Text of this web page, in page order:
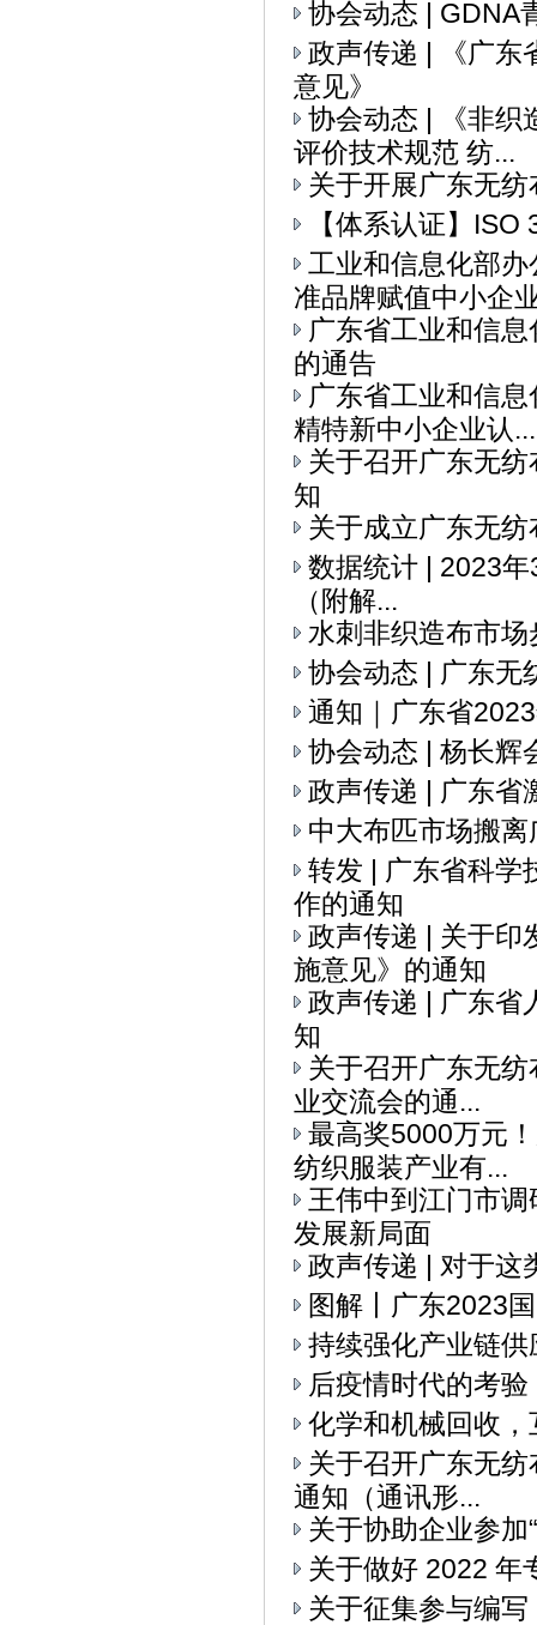
协会动态 | GDNA
政声传递 | 《广东
意见》
协会动态 | 《非织
评价技术规范 纺...
关于开展广东无
【体系认证】
工业和信息化部
准品牌赋值中小企
广东省工业和信
的通告
广东省工业和信
精特新中小企业认...
关于召开广东无
知
关于成立广东无
数据统计 | 2023
（附解...
水刺非织造布市
协会动态 | ​广东无
通知｜广东省
协会动态 | 杨长辉
政声传递 | 广东省
中大布匹市场搬
转发 | 广东省科学
作的通知
政声传递 | 关于印
施意见》的通知
政声传递 | 广东省
知
关于召开广东无纺
业交流会的通...
最高奖5000万元
纺织服装产业有...
王伟中到江门市
发展新局面
政声传递 | 对于
图解丨广东2023
持续强化产业链
后疫情时代的考验
化学和机械回收
关于召开广东无
通知（通讯形...
关于协助企业参加
关于做好 2022 年
关于征集参与编